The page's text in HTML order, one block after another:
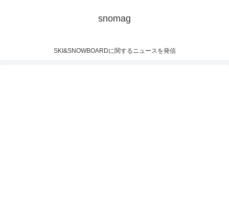
snomag
SKI&SNOWBOARDに関するニュースを発信